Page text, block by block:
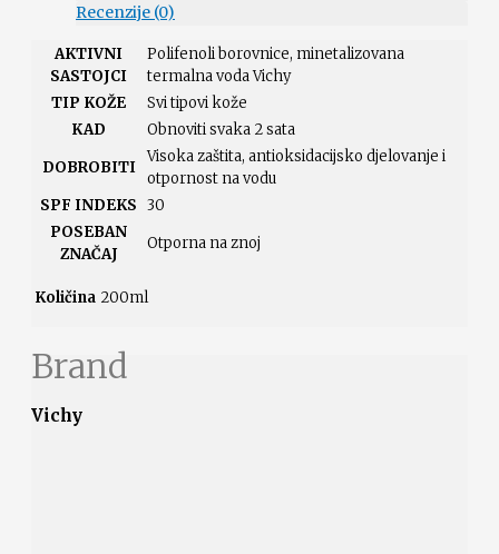
Recenzije (0)
AKTIVNI
SASTOJCI
Polifenoli borovnice, minetalizovana
termalna voda Vichy
TIP KOŽE
Svi tipovi kože
KAD
Obnoviti svaka 2 sata
DOBROBITI
Visoka zaštita, antioksidacijsko djelovanje i
otpornost na vodu
SPF INDEKS 30
POSEBAN
ZNAČAJ
Otporna na znoj
Količina 200ml
Brand
Vichy